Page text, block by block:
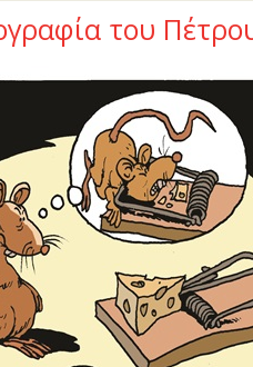
του